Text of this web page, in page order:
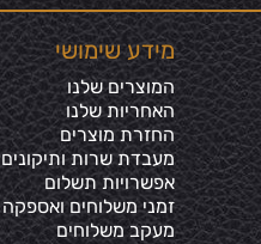
מידע שימושי
המוצרים שלנו
האחריות שלנו
החזרת מוצרים
מעבדת שרות ותיקונים
אפשרויות תשלום
זמני משלוחים ואספקה
מעקב משלוחים